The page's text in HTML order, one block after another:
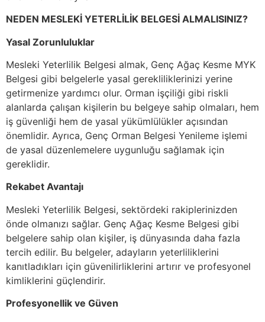
NEDEN MESLEKİ YETERLİLİK BELGESİ ALMALISINIZ?
Yasal Zorunluluklar
Mesleki Yeterlilik Belgesi almak, Genç Ağaç Kesme MYK
Belgesi gibi belgelerle yasal gerekliliklerinizi yerine
getirmenize yardımcı olur. Orman işçiliği gibi riskli
alanlarda çalışan kişilerin bu belgeye sahip olmaları, hem
iş güvenliği hem de yasal yükümlülükler açısından
önemlidir. Ayrıca, Genç Orman Belgesi Yenileme işlemi
de yasal düzenlemelere uygunluğu sağlamak için
gereklidir.
Rekabet Avantajı
Mesleki Yeterlilik Belgesi, sektördeki rakiplerinizden
önde olmanızı sağlar. Genç Ağaç Kesme Belgesi gibi
belgelere sahip olan kişiler, iş dünyasında daha fazla
tercih edilir. Bu belgeler, adayların yeterliliklerini
kanıtladıkları için güvenilirliklerini artırır ve profesyonel
kimliklerini güçlendirir.
Profesyonellik ve Güven